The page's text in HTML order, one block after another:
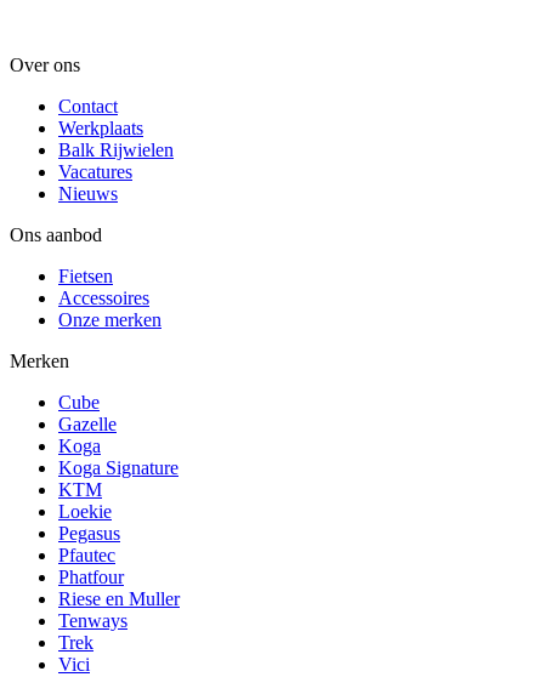
Over ons
Contact
Werkplaats
Balk Rijwielen
Vacatures
Nieuws
Ons aanbod
Fietsen
Accessoires
Onze merken
Merken
Cube
Gazelle
Koga
Koga Signature
KTM
Loekie
Pegasus
Pfautec
Phatfour
Riese en Muller
Tenways
Trek
Vici